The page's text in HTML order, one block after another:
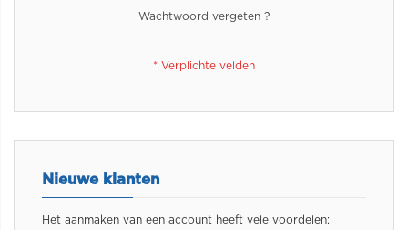
Wachtwoord vergeten ?
Nieuwe klanten
Het aanmaken van een account heeft vele voordelen: